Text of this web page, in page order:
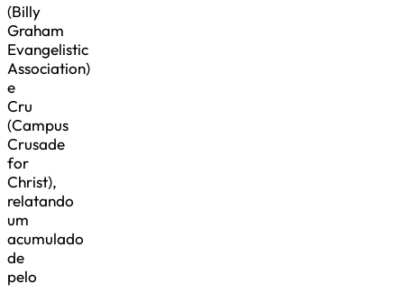
(Billy
Graham
Evangelistic
Association)
e
Cru
(Campus
Crusade
for
Christ),
relatando
um
acumulado
de
pelo